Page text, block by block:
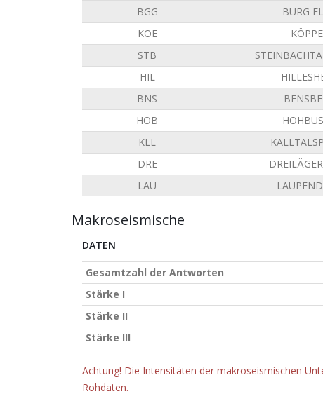
BGG BURG
KOE
STB
HIL
BNS
HOB
KLL
DRE
LAU
Makroseismische
DATEN
Gesamtzahl der Antworten
Stärke I
Stärke II
Stärke III
Achtung! Die Intensitäten der makroseismischen
Rohdaten.